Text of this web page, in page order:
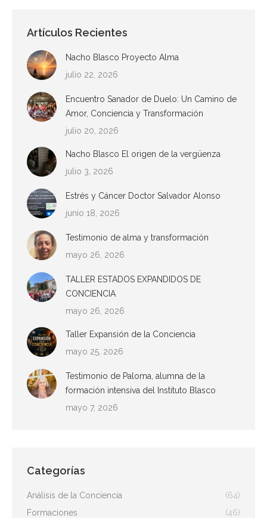
Artículos Recientes
Nacho Blasco Proyecto Alma
julio 22, 2026
Encuentro Sanador de Duelo: Un Camino de
Amor, Conciencia y Transformación
julio 20, 2026
Nacho Blasco El origen de la vergüenza
julio 3, 2026
Estrés y Cáncer Doctor Salvador Alonso
junio 18, 2026
Testimonio de alma y transformación
mayo 26, 2026
TALLER ESTADOS EXPANDIDOS DE
CONCIENCIA
mayo 26, 2026
Taller Expansión de la Conciencia
mayo 25, 2026
Testimonio de Paloma, alumna de la
formación intensiva del Instituto Blasco
mayo 7, 2026
Categorías
Análisis de la Conciencia
(64)
Formaciones
(46)